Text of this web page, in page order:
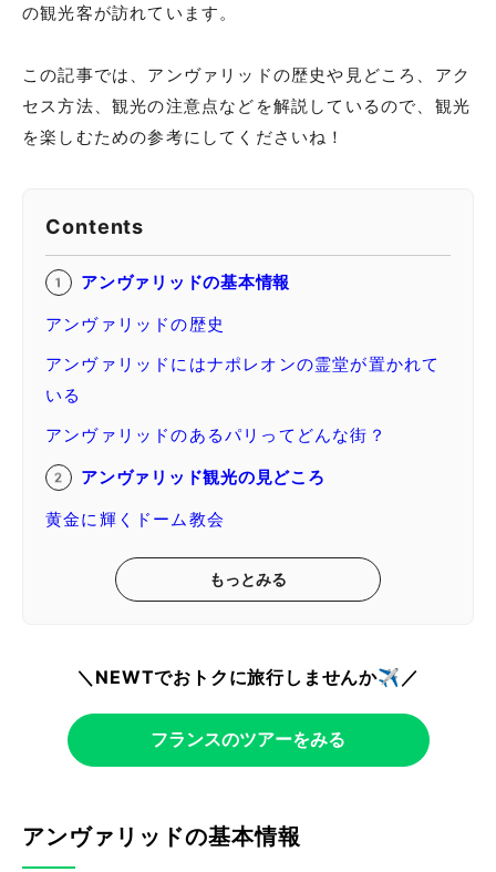
の観光客が訪れています。
この記事では、アンヴァリッドの歴史や見どころ、アク
セス方法、観光の注意点などを解説しているので、観光
を楽しむための参考にしてくださいね！
Contents
アンヴァリッドの基本情報
アンヴァリッドの歴史
アンヴァリッドにはナポレオンの霊堂が置かれて
いる
アンヴァリッドのあるパリってどんな街？
アンヴァリッド観光の見どころ
黄金に輝くドーム教会
もっとみる
＼NEWTでおトクに旅行しませんか✈️／
フランスのツアーをみる
アンヴァリッドの基本情報